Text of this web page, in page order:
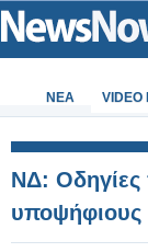
ΝΕΑ VIDEO
ΝΔ: Οδηγίες
υποψήφιους